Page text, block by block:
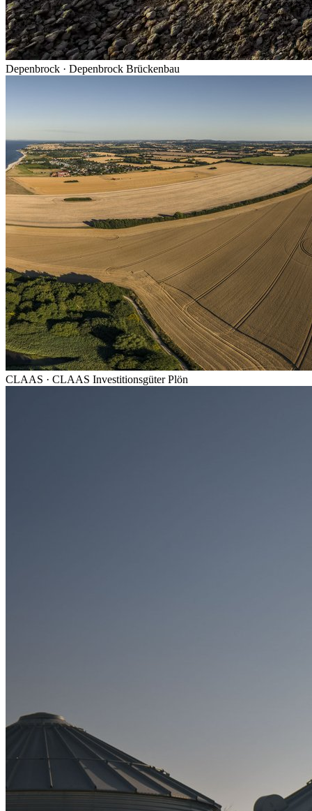
Depenbrock · Depenbrock Brückenbau
CLAAS · CLAAS Investitionsgüter Plön